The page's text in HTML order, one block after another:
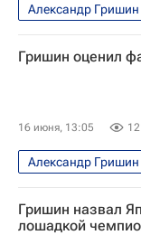
Александр Гришин
Бразилия
СССР
Карло Анчелотти
Гришин оценил
16 июня, 13:05
Александр Гришин
ЧМ по футболу
Гришин назвал
лошадкой